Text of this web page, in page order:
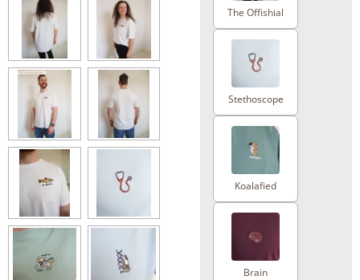
The Offishial
Stethoscope
Koalafied
Brain